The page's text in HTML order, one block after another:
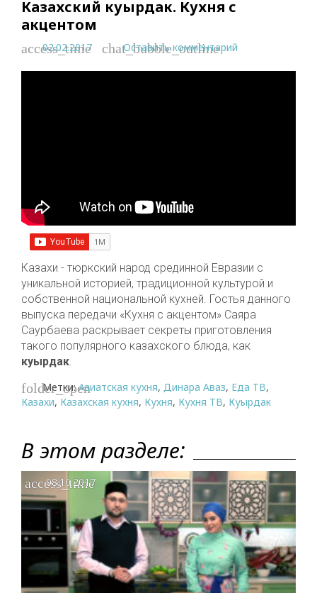
Казахский куырдак. Кухня с
акцентом
access_time
02.02.2017 chat_bubble_outline
Оставить комментарий
Казахи - тюркский народ срединной Евразии с
уникальной историей, традиционной культурой и
собственной национальной кухней. Гостья данного
выпуска передачи «Кухня с акцентом» Саяра
Саурбаева раскрывает секреты приготовления
такого популярного казахского блюда, как
куырдак
folder_open
Метки:Азиатская кухня, Динара Аваз, Еда ТВ,
Казахи, Казахская кухня, Кухня, Кухня ТВ, Куырдак
В этом разделе:
access_time
08.10.2017